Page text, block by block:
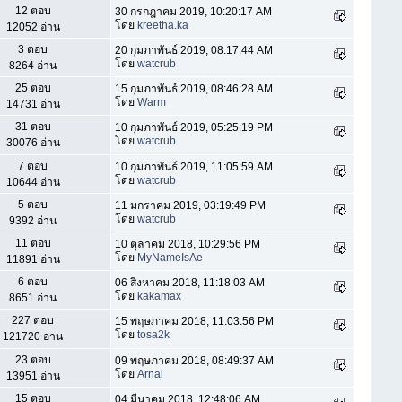
12 ตอบ
12052 อ่าน
30 กรกฎาคม 2019, 10:20:17 AM
โดย kreetha.ka
3 ตอบ
8264 อ่าน
20 กุมภาพันธ์ 2019, 08:17:44 AM
โดย watcrub
25 ตอบ
14731 อ่าน
15 กุมภาพันธ์ 2019, 08:46:28 AM
โดย Warm
31 ตอบ
30076 อ่าน
10 กุมภาพันธ์ 2019, 05:25:19 PM
โดย watcrub
7 ตอบ
10644 อ่าน
10 กุมภาพันธ์ 2019, 11:05:59 AM
โดย watcrub
5 ตอบ
9392 อ่าน
11 มกราคม 2019, 03:19:49 PM
โดย watcrub
11 ตอบ
11891 อ่าน
10 ตุลาคม 2018, 10:29:56 PM
โดย MyNameIsAe
6 ตอบ
8651 อ่าน
06 สิงหาคม 2018, 11:18:03 AM
โดย kakamax
227 ตอบ
121720 อ่าน
15 พฤษภาคม 2018, 11:03:56 PM
โดย tosa2k
23 ตอบ
13951 อ่าน
09 พฤษภาคม 2018, 08:49:37 AM
โดย Arnai
15 ตอบ
04 มีนาคม 2018, 12:48:06 AM